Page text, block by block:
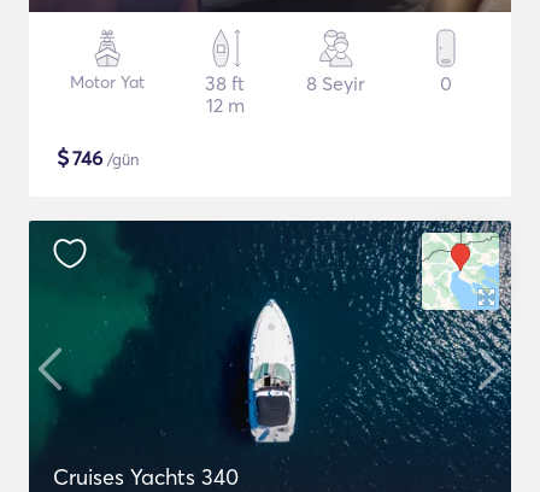
Motor Yat
38 ft
12 m
8 Seyir 0
$746 /gün
Cruises Yachts 340